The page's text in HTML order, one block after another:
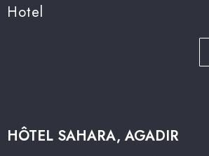
Hotel
HÔTEL SAHARA, AGADIR